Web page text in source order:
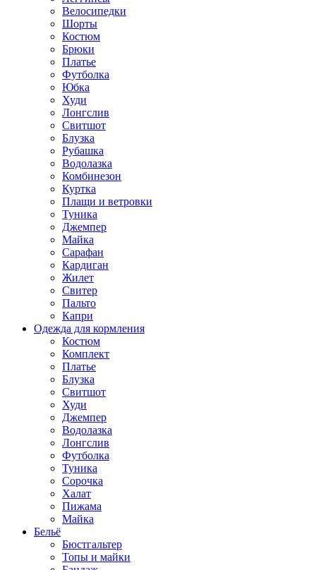
Велосипедки
Шорты
Костюм
Брюки
Платье
Футболка
Юбка
Худи
Лонгслив
Свитшот
Блузка
Рубашка
Водолазка
Комбинезон
Куртка
Плащи и ветровки
Туника
Джемпер
Майка
Сарафан
Кардиган
Жилет
Свитер
Пальто
Капри
Одежда для кормления
Костюм
Комплект
Платье
Блузка
Свитшот
Худи
Джемпер
Водолазка
Лонгслив
Футболка
Туника
Сорочка
Халат
Пижама
Майка
Бельё
Бюстгальтер
Топы и майки